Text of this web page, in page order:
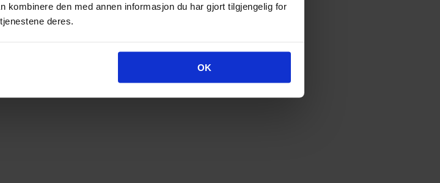
kombinere den med annen informasjon du har gjort tilgjengelig for
deres.
OK